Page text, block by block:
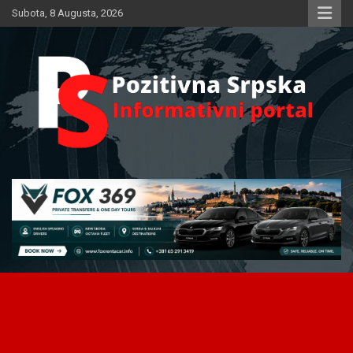
Skip
to
Subota, 8 Augusta, 2026
Pozitivna Srpska